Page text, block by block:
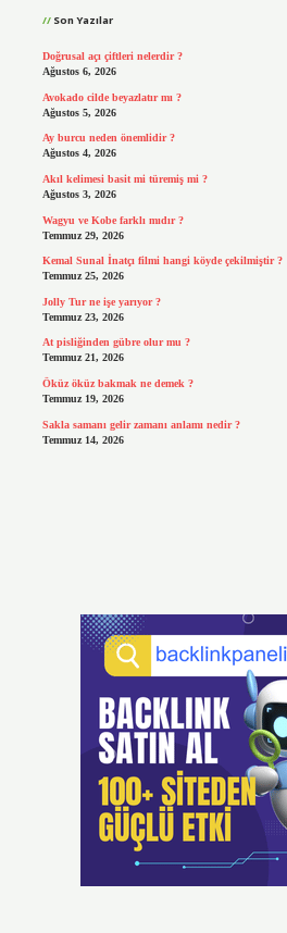
Son Yazılar
Doğrusal açı çiftleri nelerdir ?
Ağustos 6, 2026
Avokado cilde beyazlatır mı ?
Ağustos 5, 2026
Ay burcu neden önemlidir ?
Ağustos 4, 2026
Akıl kelimesi basit mi türemiş mi ?
Ağustos 3, 2026
Wagyu ve Kobe farklı mıdır ?
Temmuz 29, 2026
Kemal Sunal İnatçı filmi hangi köyde çekilmiştir ?
Temmuz 25, 2026
Jolly Tur ne işe yarıyor ?
Temmuz 23, 2026
At pisliğinden gübre olur mu ?
Temmuz 21, 2026
Öküz öküz bakmak ne demek ?
Temmuz 19, 2026
Sakla samanı gelir zamanı anlamı nedir ?
Temmuz 14, 2026